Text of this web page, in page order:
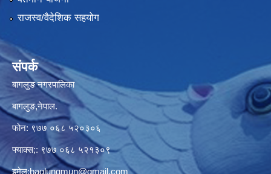
राजस्व/वैदेशिक सहयोग
संपर्क
बागलुङ नगरपालिका
बागलुङ,नेपाल.
फोन: ९७७ ०६८ ५२०३०६
फ्याक्स;: ९७७ ०६८ ५२१३०९
इमेल:baglungmun@gmail.com